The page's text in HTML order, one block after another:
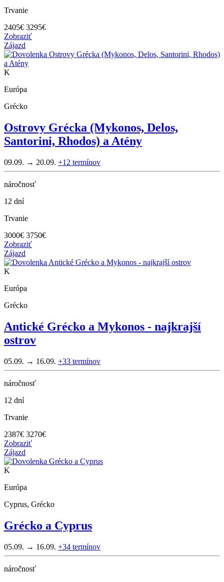
Trvanie
2405€ 3295€
Zobraziť
Zájazd
K
Európa
Grécko
Ostrovy Grécka (Mykonos, Delos,
Santorini, Rhodos) a Atény
09.09. → 20.09. +12 termínov
náročnosť
12 dní
Trvanie
3000€ 3750€
Zobraziť
Zájazd
K
Európa
Grécko
Antické Grécko a Mykonos - najkrajší
ostrov
05.09. → 16.09. +33 termínov
náročnosť
12 dní
Trvanie
2387€ 3270€
Zobraziť
Zájazd
K
Európa
Cyprus, Grécko
Grécko a Cyprus
05.09. → 16.09. +34 termínov
náročnosť